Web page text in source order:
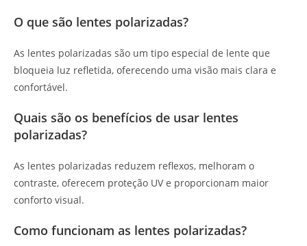
O que são lentes polarizadas?
As lentes polarizadas são um tipo especial de lente que
bloqueia luz refletida, oferecendo uma visão mais clara e
confortável.
Quais são os benefícios de usar lentes
polarizadas?
As lentes polarizadas reduzem reflexos, melhoram o
contraste, oferecem proteção UV e proporcionam maior
conforto visual.
Como funcionam as lentes polarizadas?